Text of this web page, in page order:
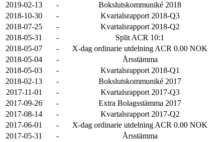
2019-02-13
-
Bokslutskommuniké 2018
2018-10-30
-
Kvartalsrapport 2018-Q3
2018-07-25
-
Kvartalsrapport 2018-Q2
2018-05-31
-
Split ACR 10:1
2018-05-07
-
X-dag ordinarie utdelning ACR 0.00 NOK
2018-05-04
-
Årsstämma
2018-05-03
-
Kvartalsrapport 2018-Q1
2018-02-13
-
Bokslutskommuniké 2017
2017-11-01
-
Kvartalsrapport 2017-Q3
2017-09-26
-
Extra Bolagsstämma 2017
2017-08-14
-
Kvartalsrapport 2017-Q2
2017-06-01
-
X-dag ordinarie utdelning ACR 0.00 NOK
2017-05-31
-
Årsstämma